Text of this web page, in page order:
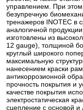
управлением. При
безупречную
тренажеров INOTEC в
аналогичной
изготовлены из
12 gauge), толщиной
круглый широкого
максимальную
нанесением краски
антикоррозионной
прочность покрытия и
качестве покрытия
электростатическая
сцепление с основой и